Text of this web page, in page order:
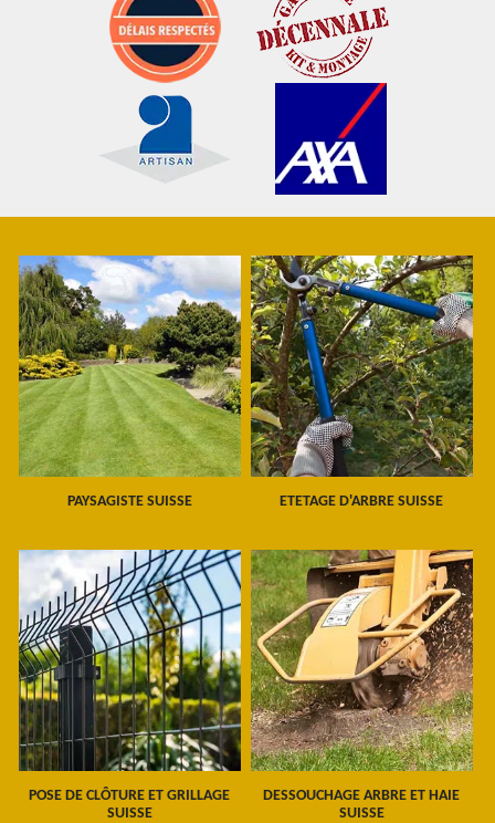
PAYSAGISTE SUISSE ETETAGE D'ARBRE SUISSE
POSE DE CLÔTURE ET GRILLAGE
SUISSE
DESSOUCHAGE ARBRE ET HAIE
SUISSE